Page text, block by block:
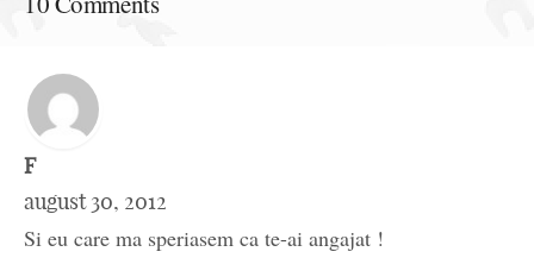
F
august 30, 2012
Si eu care ma speriasem ca te-ai angajat !